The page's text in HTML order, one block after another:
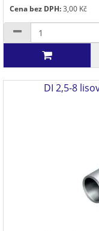
Cena bez DPH:3,00 Kč
DI 2,5-8